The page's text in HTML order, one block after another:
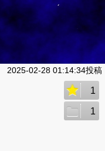
2025-02-28 01:14:34投稿
1
1